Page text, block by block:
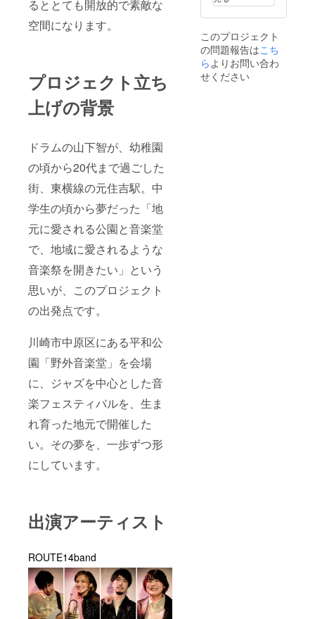
るととても開放的で素敵な
空間になります。
プロジェクト立ち
上げの背景
ドラムの山下智が、幼稚園
の頃から20代まで過ごした
街、東横線の元住吉駅。中
学生の頃から夢だった「地
元に愛される公園と音楽堂
で、地域に愛されるような
音楽祭を開きたい」という
思いが、このプロジェクト
の出発点です。
川崎市中原区にある平和公
園「野外音楽堂」を会場
に、ジャズを中心とした音
楽フェスティバルを、生ま
れ育った地元で開催した
い。その夢を、一歩ずつ形
にしています。
出演アーティスト
ROUTE14band
~2022年に計
of Island
Jazz&Blues
Festival出
所：中
原平和
支援者
様の交
通費や
滞在費
は各自
このプロジェクト
の問題報告はこち
ら よりお問い合わ
せください